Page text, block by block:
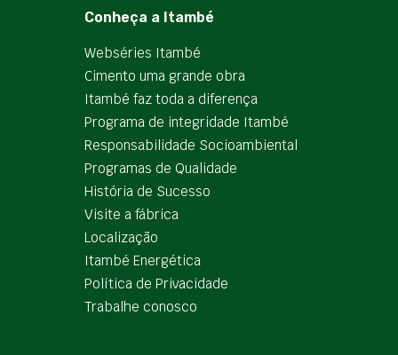
Conheça a Itambé
Webséries Itambé
Cimento uma grande obra
Itambé faz toda a diferença
Programa de integridade Itambé
Responsabilidade Socioambiental
Programas de Qualidade
História de Sucesso
Visite a fábrica
Localização
Itambé Energética
Política de Privacidade
Trabalhe conosco